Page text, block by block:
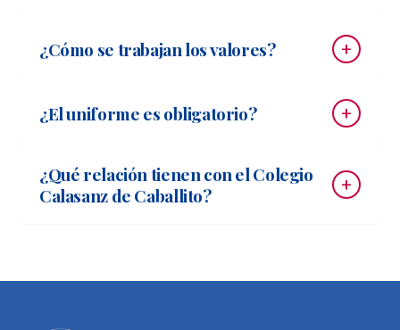
¿Cómo se trabajan los valores?
¿El uniforme es obligatorio?
¿Qué relación tienen con el Colegio
Calasanz de Caballito?